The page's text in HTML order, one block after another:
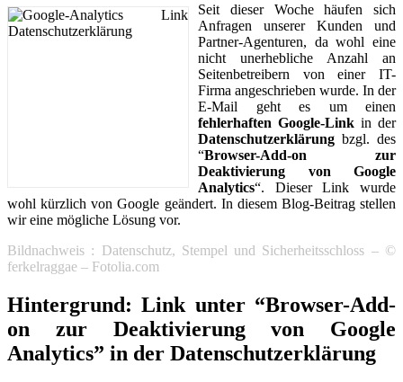
Seit dieser Woche häufen sich
Anfragen unserer Kunden und
Partner-Agenturen, da wohl eine
nicht unerhebliche Anzahl an
Seitenbetreibern von einer IT-
Firma angeschrieben wurde. In der
E-Mail geht es um einen
fehlerhaften Google-Link in der
Datenschutzerklärung bzgl. des
“Browser-Add-on zur
Deaktivierung von Google
Analytics“. Dieser Link wurde
wohl kürzlich von Google geändert. In diesem Blog-Beitrag stellen
wir eine mögliche Lösung vor.
Bildnachweis : Datenschutz, Stempel und Sicherheitsschloss – ©
ferkelraggae – Fotolia.com
Hintergrund: Link unter “Browser-Add-
on zur Deaktivierung von Google
Analytics” in der Datenschutzerklärung